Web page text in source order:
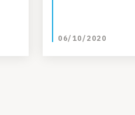
06/10/2020